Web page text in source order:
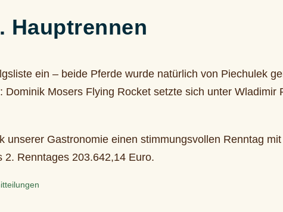
Hauptrennen
ein – beide Pferde wurde natürlich von Piechulek
Mosers Flying Rocket setzte sich unter
unserer Gastronomie einen stimmungsvollen Renntag
2. Renntages 203.642,14 Euro.